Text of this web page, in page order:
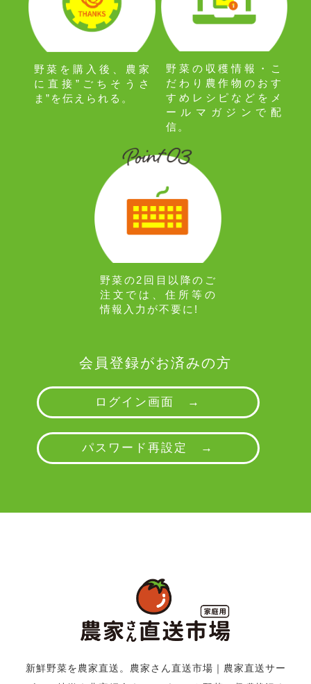
野菜を購入後、農家
に直接”ごちそうさ
ま”を伝えられる。
野菜の収穫情報・こ
だわり農作物のおす
すめレシピなどをメ
ールマガジンで配
信。
野菜の2回目以降のご
注文では、住所等の
情報入力が不要に!
会員登録がお済みの方
ログイン画面 →
パスワード再設定 →
新鮮野菜を農家直送。農家さん直送市場 ｜ 農家直送サー